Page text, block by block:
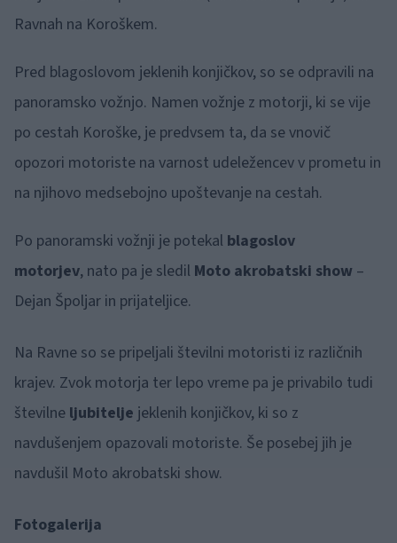
Ravnah na Koroškem.
Pred blagoslovom jeklenih konjičkov, so se odpravili na
panoramsko vožnjo. Namen vožnje z motorji, ki se vije
po cestah Koroške, je predvsem ta, da se vnovič
opozori motoriste na varnost udeležencev v prometu in
na njihovo medsebojno upoštevanje na cestah.
Po panoramski vožnji je potekal blagoslov
motorjev, nato pa je sledil Moto akrobatski show –
Dejan Špoljar in prijateljice.
Na Ravne so se pripeljali številni motoristi iz različnih
krajev. Zvok motorja ter lepo vreme pa je privabilo tudi
številne ljubitelje jeklenih konjičkov, ki so z
navdušenjem opazovali motoriste. Še posebej jih je
navdušil Moto akrobatski show.
Fotogalerija